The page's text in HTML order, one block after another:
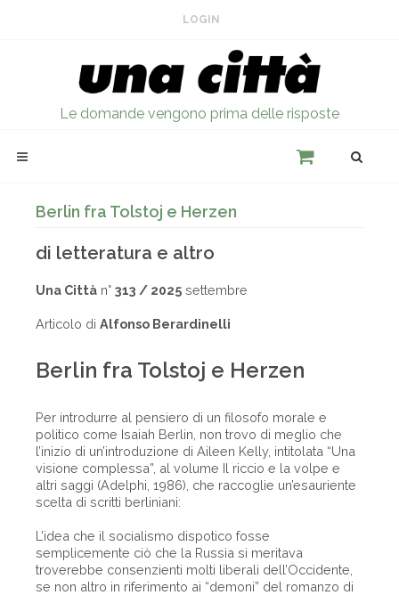
LOGIN
Le domande vengono prima delle risposte
Berlin fra Tolstoj e Herzen
di letteratura e altro
Una Città n° 313 / 2025 settembre
Articolo di Alfonso Berardinelli
Berlin fra Tolstoj e Herzen
Per introdurre al pensiero di un filosofo morale e
politico come Isaiah Berlin, non trovo di meglio che
l’inizio di un’introduzione di Aileen Kelly, intitolata “Una
visione complessa”, al volume Il riccio e la volpe e
altri saggi (Adelphi, 1986), che raccoglie un’esauriente
scelta di scritti berliniani:
L’idea che il socialismo dispotico fosse
semplicemente ciò che la Russia si meritava
troverebbe consenzienti molti liberali dell’Occidente,
se non altro in riferimento ai “demoni” del romanzo di